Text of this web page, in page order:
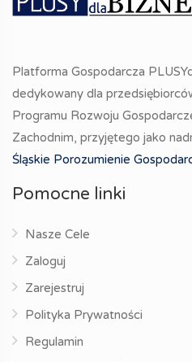
Platforma Gospodarcza
dedykowany dla
Programu Rozwoju
Zachodnim, przyjętego jako
Śląskie Porozumienie
Pomocne linki
Nasze Cele
Zaloguj
Zarejestruj
Polityka Prywatności
Regulamin